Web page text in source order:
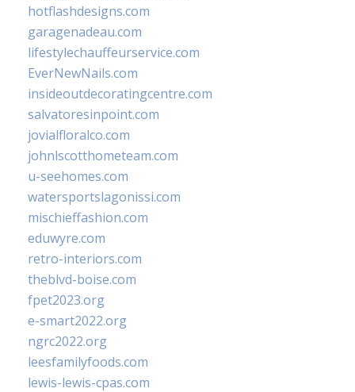
hotflashdesigns.com
garagenadeau.com
lifestylechauffeurservice.com
EverNewNails.com
insideoutdecoratingcentre.com
salvatoresinpoint.com
jovialfloralco.com
johnlscotthometeam.com
u-seehomes.com
watersportslagonissi.com
mischieffashion.com
eduwyre.com
retro-interiors.com
theblvd-boise.com
fpet2023.org
e-smart2022.org
ngrc2022.org
leesfamilyfoods.com
lewis-lewis-cpas.com